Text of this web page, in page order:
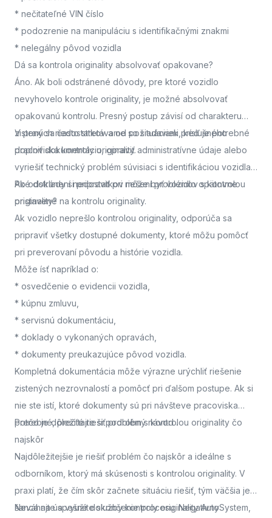
* nečitateľné VIN číslo
* podozrenie na manipuláciu s identifikačnými znakmi
* nelegálny pôvod vozidla
Dá sa kontrola originality absolvovať opakovane?
Áno. Ak boli odstránené dôvody, pre ktoré vozidlo
nevyhovelo kontrole originality, je možné absolvovať
opakovanú kontrolu. Presný postup závisí od charakteru
zistených nedostatkov a od požiadaviek príslušného
pracoviska kontroly originality.
V praxi sa často stretávame so situáciami, keď je potrebné
doplniť dokumentáciu, opraviť administratívne údaje alebo
vyriešiť technický problém súvisiaci s identifikáciou vozidla.
Po odstránení nedostatkov môže byť vozidlo opätovne
pristavené na kontrolu originality.
Aké doklady si pripraviť pri riešení problémov s kontrolou
originality?
Ak vozidlo neprešlo kontrolou originality, odporúča sa
pripraviť všetky dostupné dokumenty, ktoré môžu pomôcť
pri preverovaní pôvodu a histórie vozidla.
Môže ísť napríklad o:
* osvedčenie o evidencii vozidla,
* kúpnu zmluvu,
* servisnú dokumentáciu,
* doklady o vykonaných opravách,
* dokumenty preukazujúce pôvod vozidla.
Kompletná dokumentácia môže výrazne urýchliť riešenie
zistených nezrovnalostí a pomôcť pri ďalšom postupe. Ak si
nie ste istí, ktoré dokumenty sú pri návšteve pracoviska
potrebné, prečítajte si podrobný návod.
Prečo je dôležité riešiť problém s kontrolou originality čo
najskôr
Najdôležitejšie je riešiť problém čo najskôr a ideálne s
odborníkom, ktorý má skúsenosti s kontrolou originality. V
praxi platí, že čím skôr začnete situáciu riešiť, tým väčšia je
šanca na úspešné dokončenie procesu. Negatívny
Neváhajte a využite služby kontroly originality AutoSystem,